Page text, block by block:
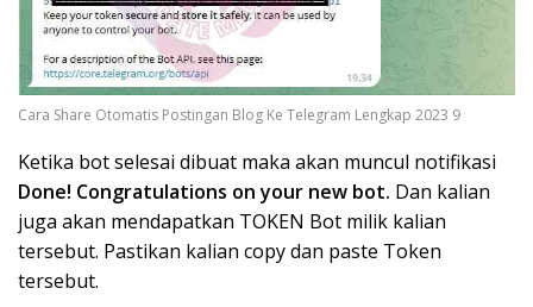
Cara Share Otomatis Postingan Blog Ke Telegram Lengkap 2023 9
Ketika bot selesai dibuat maka akan muncul notifikasi
Done! Congratulations on your new bot. Dan kalian
juga akan mendapatkan TOKEN Bot milik kalian
tersebut. Pastikan kalian copy dan paste Token
tersebut.